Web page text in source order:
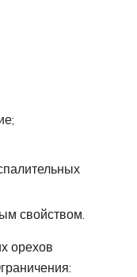
свойством.
орехов